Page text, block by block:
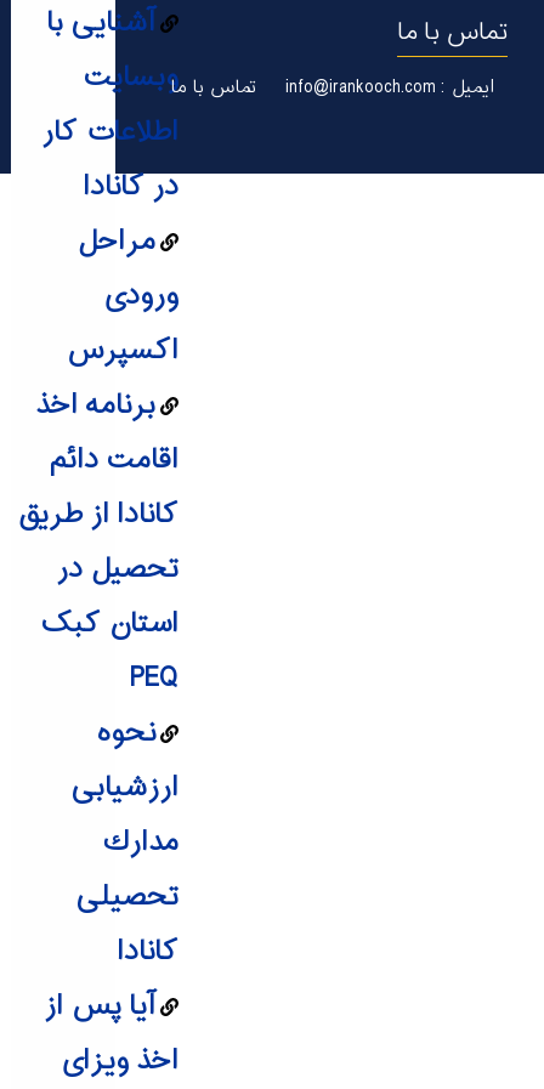
آشنایی با
وبسایت
اطلاعات کار
در کانادا
مراحل
ورودی
اکسپرس
برنامه اخذ
اقامت دائم
کانادا از طریق
تحصیل در
استان کبک
PEQ
نحوه‌
ارزشیابی
مدارك‌
تحصیلی
کانادا
آیا پس از
اخذ ویزای
تماس با ما
ایمیل : info@irankooch.com تماس با ما